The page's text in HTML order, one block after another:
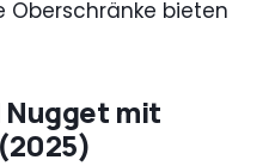
Oberschränke bieten
Nugget mit